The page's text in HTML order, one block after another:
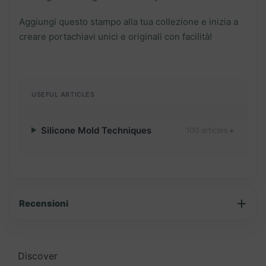
Aggiungi questo stampo alla tua collezione e inizia a
creare portachiavi unici e originali con facilità!
USEFUL ARTICLES
Silicone Mold Techniques
Recensioni
Discover